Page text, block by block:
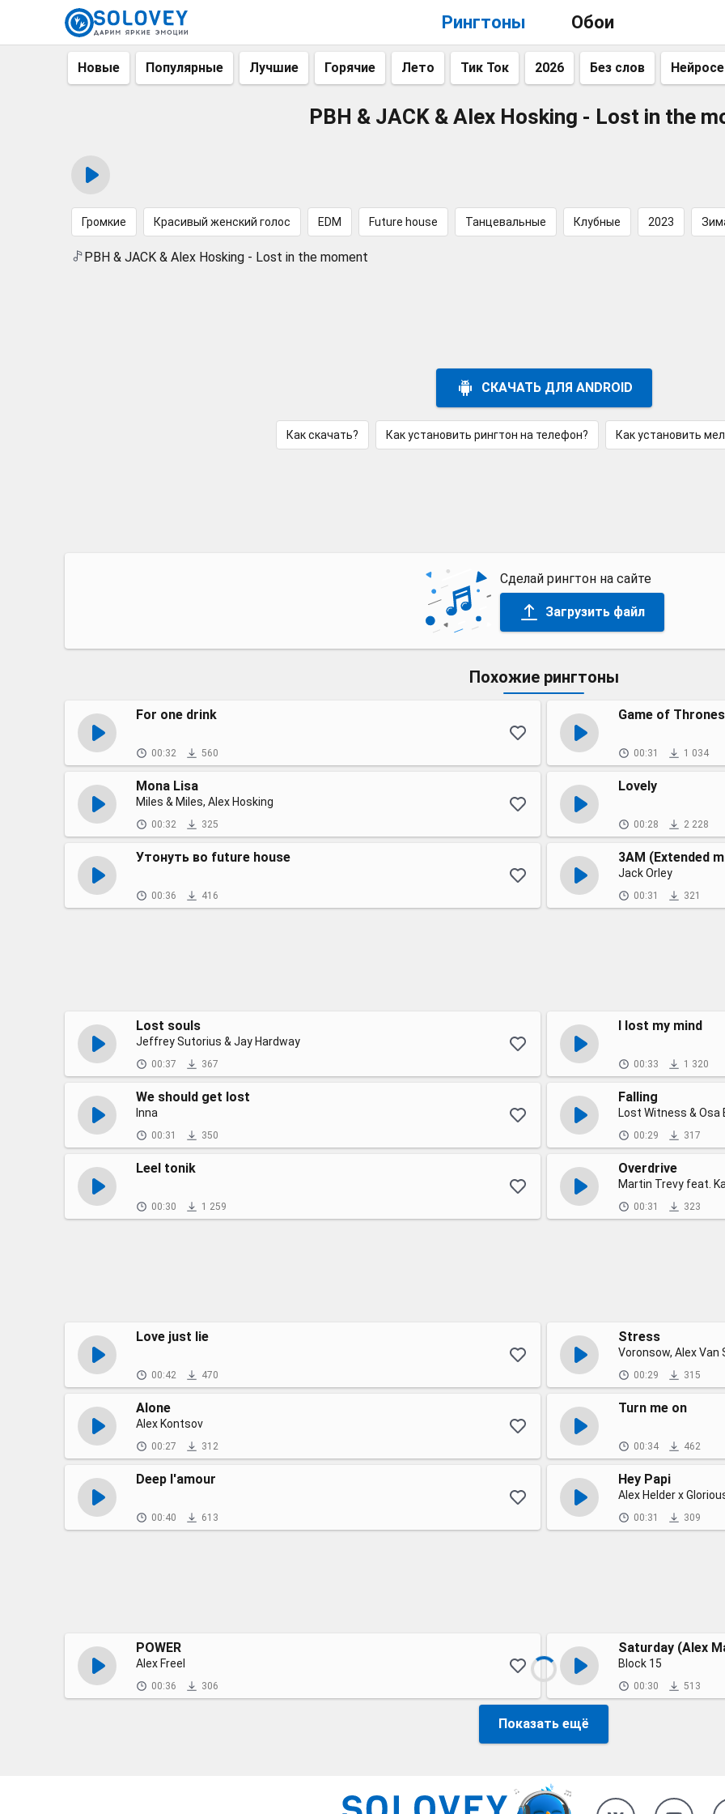
Рингтоны Обои
Новые Популярные Лучшие Горячие Лето Тик Ток 2026 Без слов
PBH & JACK & Alex Hosking - Lost in the
Громкие Красивый женский голос EDM Future house Танцевальные Клубные 2023
PBH & JACK & Alex Hosking - Lost in the moment
СКАЧАТЬ ДЛЯ ANDROID
Как скачать? Как установить рингтон на телефон? Как установить
Сделай рингтон на сайте
Загрузить файл
Похожие рингтоны
For one drink
00:32 560
Game of
00:31 1 034
Mona Lisa
Miles & Miles, Alex Hosking
00:32 325
Lovely
00:28 2 228
Утонуть во future house
00:36 416
3AM (Extended
Jack Orley
00:31 321
Lost souls
Jeffrey Sutorius & Jay Hardway
00:37 367
I lost my mind
00:33 1 320
We should get lost
Inna
00:31 350
Falling
Lost Witness & Osa
00:29 317
Leel tonik
00:30 1 259
Overdrive
Martin Trevy feat.
00:31 323
Love just lie
00:42 470
Stress
Voronsow, Alex Van
00:29 315
Alone
Alex Kontsov
00:27 312
Turn me on
00:34 462
Deep l'amour
00:40 613
Hey Papi
Alex Helder x
00:31 309
POWER
Alex Freel
00:36 306
Saturday (Alex
Block 15
00:30 513
Показать ещё